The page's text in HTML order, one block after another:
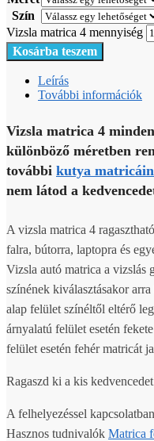
Szín
Vizsla matrica 4 mennyiség
Kosárba teszem
Leírás
További információk
Vizsla matrica 4
különböző méretben
további kutya
nem látod a
A vizsla matrica 4
falra, bútorra, laptopra és
Vizsla autó matrica a vizslás
színének kiválasztásakor
alap felület színéltől eltérő
árnyalatú felület esetén
felület esetén fehér matricát
Ragaszd ki a kis
A felhelyezéssel
Hasznos tudnivalók Matrica